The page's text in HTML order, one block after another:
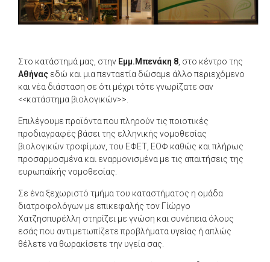
Στο κατάστημά μας, στην Εμμ.Μπενάκη 8 , στο κέντρο της
Αθήνας εδώ και μια πενταετία δώσαμε άλλο περιεχόμενο
και νέα διάσταση σε ότι μέχρι τότε γνωρίζατε σαν
<<κατάστημα βιολογικών>>.
Επιλέγουμε προϊόντα που πληρούν τις ποιοτικές
προδιαγραφές βάσει της ελληνικής νομοθεσίας
βιολογικών τροφίμων, του ΕΦΕΤ, ΕΟΦ καθώς και πλήρως
προσαρμοσμένα και εναρμονισμένα με τις απαιτήσεις της
ευρωπαϊκής νομοθεσίας.
Σε ένα ξεχωριστό τμήμα του καταστήματος η ομάδα
διατροφολόγων με επικεφαλής τον Γίώργο
Χατζησπυρέλλη στηρίζει με γνώση και συνέπεια όλους
εσάς που αντιμετωπίζετε προβλήματα υγείας ή απλώς
θέλετε να θωρακίσετε την υγεία σας.